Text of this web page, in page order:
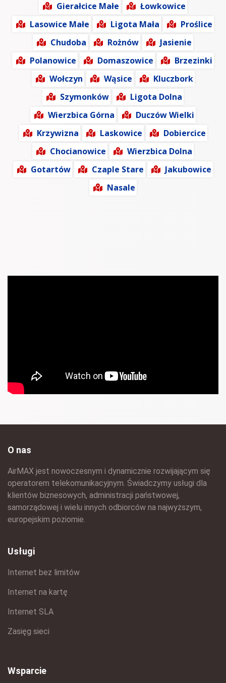
Gierałcice Małe
Łowkowice
Lasowice Małe
Ligota Mała
Proślice
Chudoba
Rożnów
Jasienie
Polanowice
Domaszowice
Brzezinki
Wołczyn
Wąsice
Kluczbork
Szymonków
Ligota Dolna
Wierzbica Górna
Duczów Wielki
Krzywizna
Laskowice
Dobiercice
Chocianowice
Wierzbica Dolna
Gotartów
Czaple Stare
Jakubowice
Nasale
O nas
AirMAX jest nowoczesnym i dynamicznie rozwijającym się
operatorem telekomunikacyjnym. Świadczymy usługi dla
klientów biznesowych, administracji państwowej,
samorządowej i wielu innych odbiorców na najwyższym,
europejskim poziomie.
Usługi
Internet bez limitów
Internet na kartę
Internet SLA
Zasięg sieci
Wsparcie